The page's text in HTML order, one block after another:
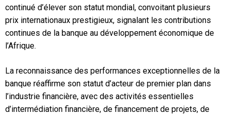
continué d’élever son statut mondial, convoitant plusieurs
prix internationaux prestigieux, signalant les contributions
continues de la banque au développement économique de
l’Afrique.
La reconnaissance des performances exceptionnelles de la
banque réaffirme son statut d’acteur de premier plan dans
l’industrie financière, avec des activités essentielles
d’intermédiation financière, de financement de projets, de